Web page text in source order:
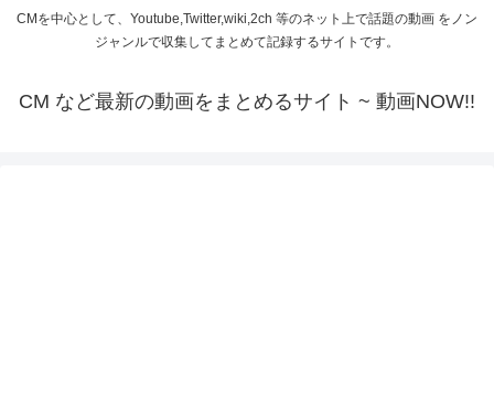
CMを中心として、Youtube,Twitter,wiki,2ch 等のネット上で話題の動画 をノン
ジャンルで収集してまとめて記録するサイトです。
CM など最新の動画をまとめるサイト ~ 動画NOW!!